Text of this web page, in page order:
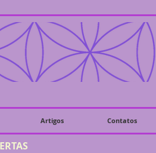
Artigos Contatos